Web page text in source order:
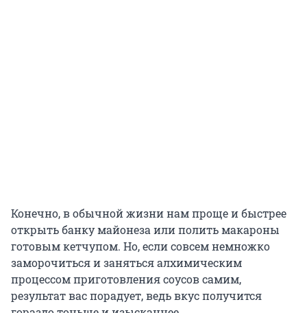
Конечно, в обычной жизни нам проще и быстрее
открыть банку майонеза или полить макароны
готовым кетчупом. Но, если совсем немножко
заморочиться и заняться алхимическим
процессом приготовления соусов самим,
результат вас порадует, ведь вкус получится